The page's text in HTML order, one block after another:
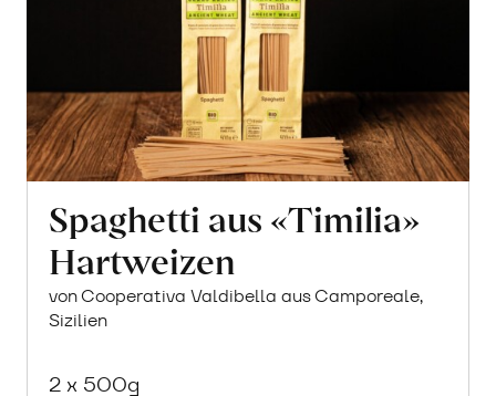
Spaghetti aus «Timilia»
Hartweizen
von Cooperativa Valdibella aus Camporeale,
Sizilien
2 x 500g